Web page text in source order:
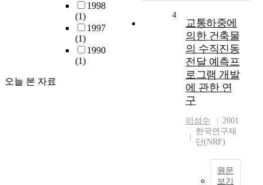
1998
(1)
1997
(1)
1990
(1)
오늘 본 자료
4
교통하중에
의한 건축물
의 수직진동
전달 예측프
로그램 개발
에 관한 연
구
이성수
2001
한국연구재
단(NRF)
원문
보기